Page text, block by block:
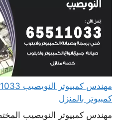
كمبيوتر بالمنزل
مهندس كمبيوتر النويصيب